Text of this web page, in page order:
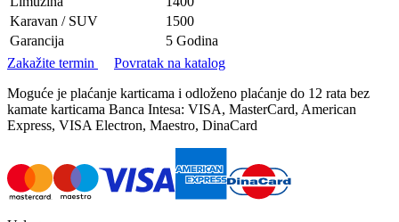
Karavan / SUV
1500
Garancija
5 Godina
Zakažite termin
Povratak na katalog
Moguće je plaćanje karticama i odloženo plaćanje do 12 rata bez
kamate karticama Banca Intesa: VISA, MasterCard, American
Express, VISA Electron, Maestro, DinaCard